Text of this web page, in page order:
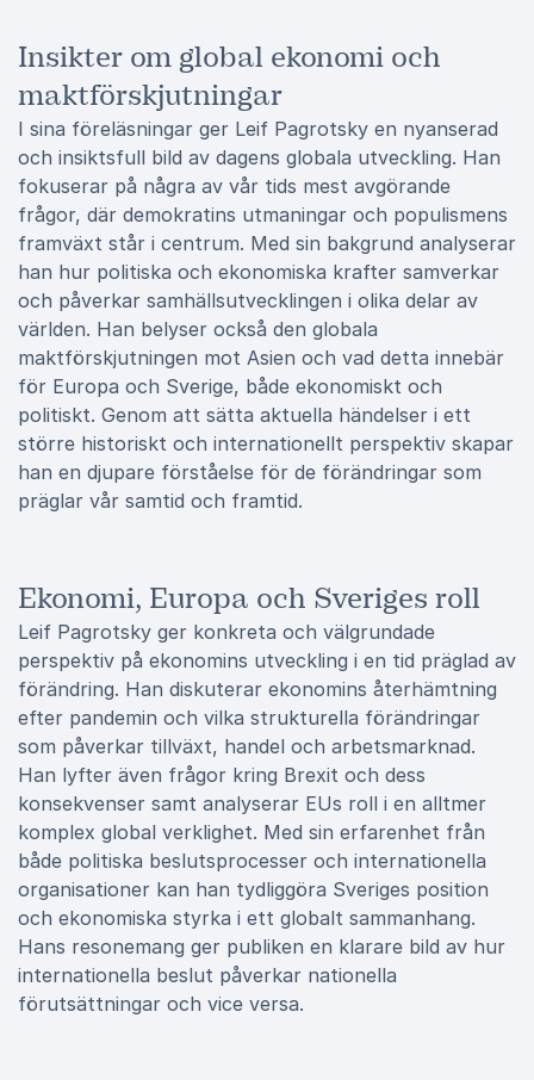
Insikter om global ekonomi och
maktförskjutningar
I sina föreläsningar ger Leif Pagrotsky en nyanserad
och insiktsfull bild av dagens globala utveckling. Han
fokuserar på några av vår tids mest avgörande
frågor, där demokratins utmaningar och populismens
framväxt står i centrum. Med sin bakgrund analyserar
han hur politiska och ekonomiska krafter samverkar
och påverkar samhällsutvecklingen i olika delar av
världen. Han belyser också den globala
maktförskjutningen mot Asien och vad detta innebär
för Europa och Sverige, både ekonomiskt och
politiskt. Genom att sätta aktuella händelser i ett
större historiskt och internationellt perspektiv skapar
han en djupare förståelse för de förändringar som
präglar vår samtid och framtid.
Ekonomi, Europa och Sveriges roll
Leif Pagrotsky ger konkreta och välgrundade
perspektiv på ekonomins utveckling i en tid präglad av
förändring. Han diskuterar ekonomins återhämtning
efter pandemin och vilka strukturella förändringar
som påverkar tillväxt, handel och arbetsmarknad.
Han lyfter även frågor kring Brexit och dess
konsekvenser samt analyserar EUs roll i en alltmer
komplex global verklighet. Med sin erfarenhet från
både politiska beslutsprocesser och internationella
organisationer kan han tydliggöra Sveriges position
och ekonomiska styrka i ett globalt sammanhang.
Hans resonemang ger publiken en klarare bild av hur
internationella beslut påverkar nationella
förutsättningar och vice versa.